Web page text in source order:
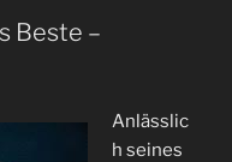
Beste –
Anlässlic
h seines